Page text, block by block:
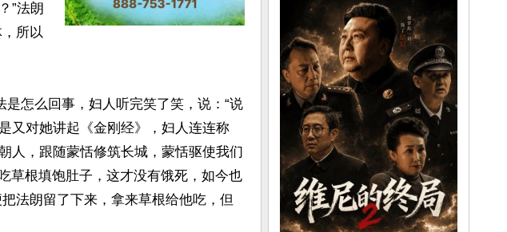
”法朗
所以
怎么回事，妇人听完笑了笑，说：“说
又对她讲起《金刚经》，妇人连连称
人，跟随蒙恬修筑长城，蒙恬驱使我们
草根填饱肚子，这才没有饿死，如今也
法朗留了下来，拿来草根给他吃，但